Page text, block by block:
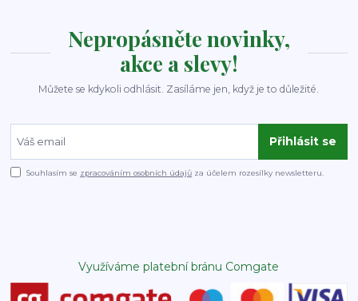
Nepropásněte novinky,
akce a slevy!
Můžete se kdykoli odhlásit. Zasíláme jen, když je to důležité.
Přihlásit se
Souhlasím se zpracováním osobních údajů za účelem rozesílky newsletteru.
Využíváme platební bránu Comgate